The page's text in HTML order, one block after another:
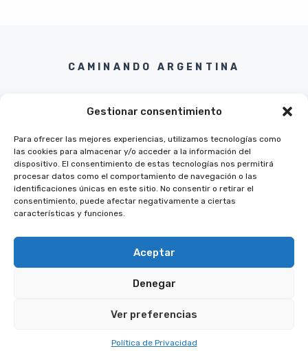
Gestionar consentimiento
Para ofrecer las mejores experiencias, utilizamos tecnologías como
las cookies para almacenar y/o acceder a la información del
dispositivo. El consentimiento de estas tecnologías nos permitirá
procesar datos como el comportamiento de navegación o las
identificaciones únicas en este sitio. No consentir o retirar el
consentimiento, puede afectar negativamente a ciertas
características y funciones.
Aceptar
Denegar
Ver preferencias
Política de Privacidad
CAMINANDO ARGENTINA
Twitter
Instagram
Pinterest
Facebook
© 2026 CAMINANDO ARGENTINA
TERMINOS Y CONDICIONES